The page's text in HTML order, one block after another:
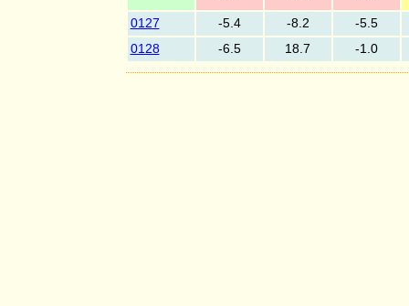
0127 -5.4 -8.2
-5.5
0128
-6.5 18.7 -1.0